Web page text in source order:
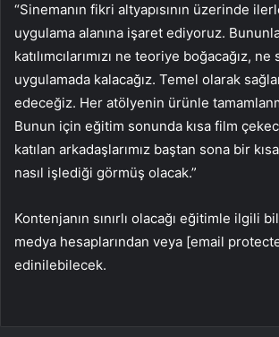
“Sinemanın fikri altyapısının üzerinde
uygulama alanına işaret ediyoruz.
katılımcılarımızı ne teoriye boğacağız, ne
uygulamada kalacağız. Temel olarak
edeceğiz. Her atölyenin ürünle
Bunun için eğitim sonunda kısa film
katılan arkadaşlarımız baştan sona bir
nasıl işlediği görmüş olacak.”
Kontenjanın sınırlı olacağı eğitimle ilgili
medya hesaplarından veya [email
edinilebilecek.